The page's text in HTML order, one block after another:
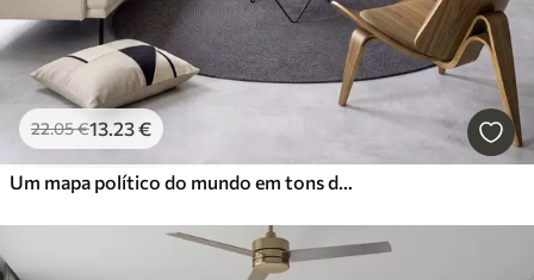
22.05€13 .23€